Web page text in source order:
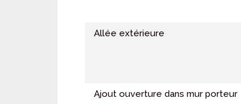
Allée extérieure
Ajout ouverture dans mur porteur